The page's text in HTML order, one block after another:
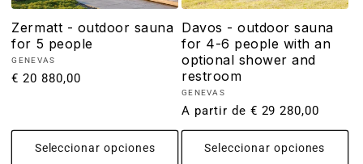
Zermatt - outdoor sauna
for 5 people
Proveedor:
GENEVAS
Precio
€ 20 880,00
Seleccionar opciones
Davos - outdoor sauna
for 4-6 people with an
optional shower and
restroom
Proveedor:
GENEVAS
Precio
habitual
A partir de € 29 280,00
Seleccionar opciones